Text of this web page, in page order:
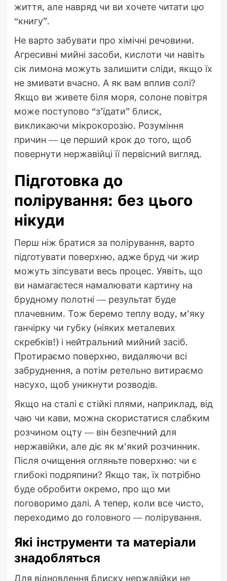
життя, але навряд чи ви хочете читати цю
“книгу”.
Не варто забувати про хімічні речовини.
Агресивні мийні засоби, кислоти чи навіть
сік лимона можуть залишити сліди, якщо їх
не змивати вчасно. А як вам вплив солі?
Якщо ви живете біля моря, солоне повітря
може поступово “з’їдати” блиск,
викликаючи мікрокорозію. Розуміння
причин — це перший крок до того, щоб
повернути нержавійці її первісний вигляд.
Підготовка до
полірування: без цього
нікуди
Перш ніж братися за полірування, варто
підготувати поверхню, адже бруд чи жир
можуть зіпсувати весь процес. Уявіть, що
ви намагаєтеся намалювати картину на
брудному полотні — результат буде
плачевним. Тож беремо теплу воду, м’яку
ганчірку чи губку (ніяких металевих
скребків!) і нейтральний мийний засіб.
Протираємо поверхню, видаляючи всі
забруднення, а потім ретельно витираємо
насухо, щоб уникнути розводів.
Якщо на сталі є стійкі плями, наприклад, від
чаю чи кави, можна скористатися слабким
розчином оцту — він безпечний для
нержавійки, але діє як м’який розчинник.
Після очищення огляньте поверхню: чи є
глибокі подряпини? Якщо так, їх потрібно
буде обробити окремо, про що ми
поговоримо далі. А тепер, коли все чисто,
переходимо до головного — полірування.
Які інструменти та матеріали
знадобляться
Для відновлення блиску нержавійки не